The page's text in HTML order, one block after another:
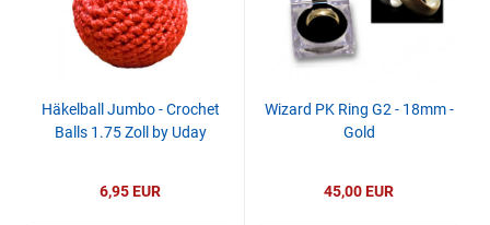
Häkelball Jumbo - Crochet
Balls 1.75 Zoll by Uday
6,95 EUR
Wizard PK Ring G2 - 18mm -
Gold
45,00 EUR